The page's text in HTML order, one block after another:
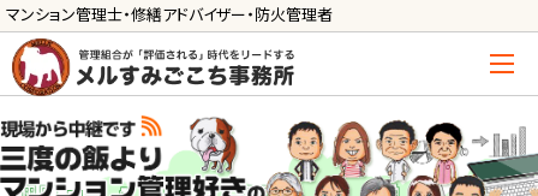
マンション管理士・修繕アドバイザー・防火管理者
管理士の活用方法